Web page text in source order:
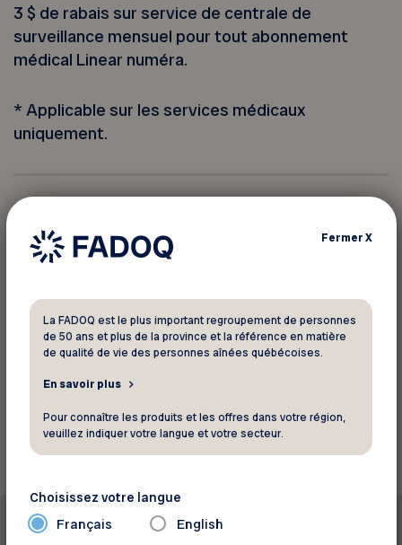
3 $ de rabais sur service de centrale de
surveillance mensuel pour tout abonnement
médical Linear numéra.
* Applicable sur les services médicaux
uniquement.
Pour informations
116 avenue du Havre
Téléphone :418 722-9111
Site web
Voir la carte
Retourner aux rabais
FermerX
La FADOQ est le plus important regroupement de personnes
de 50 ans et plus de la province et la référence en matière
de qualité de vie des personnes aînées québécoises.
En savoir plus
Pour connaître les produits et les offres dans votre région,
veuillez indiquer votre langue et votre secteur.
Choisissez votre langue
Français English